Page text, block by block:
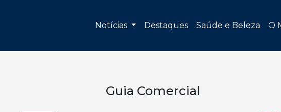
Notícias Destaques Saúde e Beleza O
Guia Comercial